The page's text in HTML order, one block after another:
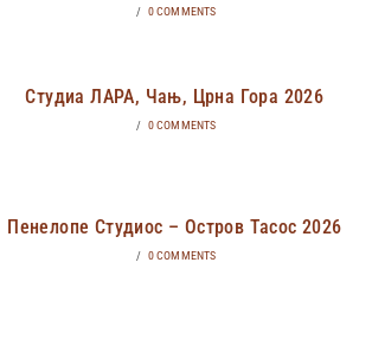
/ 0 COMMENTS
Студиа ЛАРА, Чањ, Црна Гора 2026
/ 0 COMMENTS
Пенелопе Студиос – Остров Тасос 2026
/ 0 COMMENTS